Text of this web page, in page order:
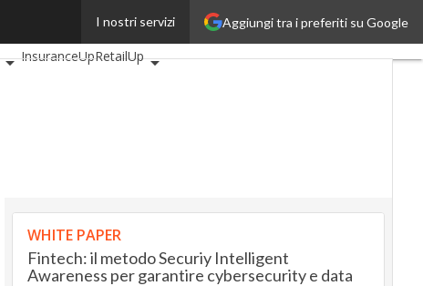
Aggiungi tra i preferiti su Google
I nostri servizi
AutomotiveUp
InsuranceUpRetailUp
WHITE PAPER
Fintech: il metodo Securiy Intelligent
Awareness per garantire cybersecurity e data